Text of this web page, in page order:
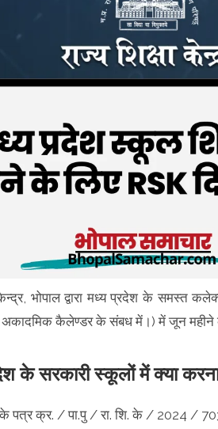
भोपाल द्वारा मध्य प्रदेश के समस्त
कैलेण्डर के संबध में।) में जून महीने के
के सरकारी स्कूलों में क्या
के पत्र क्र. / पा.पु / रा. शि. के / 2024 /